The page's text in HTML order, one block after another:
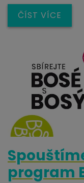
ČÍST VÍCE
program